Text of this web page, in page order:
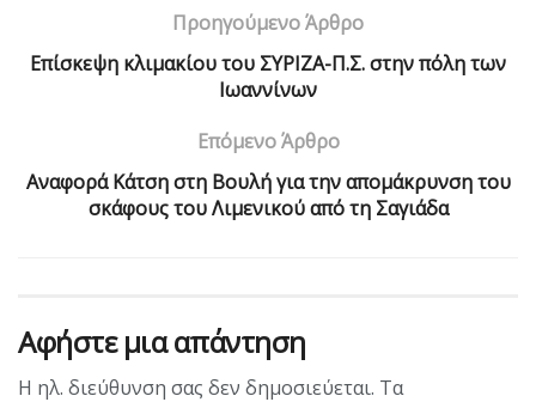
Προηγούμενο Άρθρο
Επίσκεψη κλιμακίου του ΣΥΡΙΖΑ-Π.Σ. στην πόλη των
Ιωαννίνων
Επόμενο Άρθρο
Αναφορά Κάτση στη Βουλή για την απομάκρυνση του
σκάφους του Λιμενικού από τη Σαγιάδα
Αφήστε μια απάντηση
Η ηλ. διεύθυνση σας δεν δημοσιεύεται. Τα